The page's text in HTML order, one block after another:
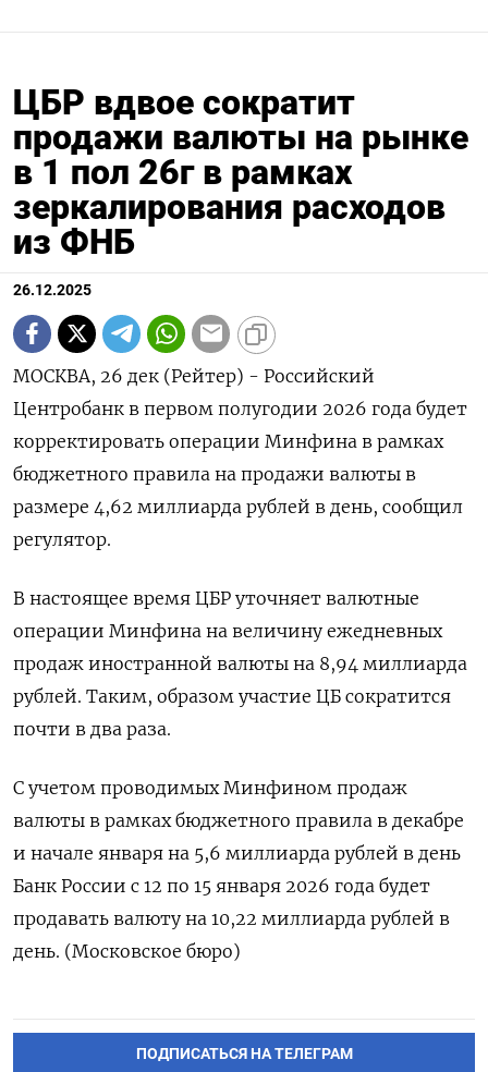
ЦБР вдвое сократит
продажи валюты на рынке
в 1 пол 26г в рамках
зеркалирования расходов
из ФНБ
26.12.2025
МОСКВА, 26 дек (Рейтер) - Российский
Центробанк в первом полугодии 2026 ⁠года будет
корректировать операции Минфина в рамках
бюджетного правила на ⁠продажи валюты ​в
размере ⁠4,62 миллиарда рублей в день, ⁠сообщил
регулятор.
В настоящее время ЦБР ‌уточняет валютные
операции ‍Минфина на величину ежедневных
продаж ‌иностранной валюты на ​8,94 миллиарда
рублей. Таким, образом участие ЦБ сократится
⁠почти в ‍два раза.
С учетом проводимых Минфином ‌продаж
валюты в рамках бюджетного правила в декабре
и начале января на 5,6 миллиарда рублей в день
‍Банк ‍России с 12 по 15 января ‍2026 года будет
продавать валюту на 10,22 ⁠миллиарда рублей в
день. (Московское бюро)
ПОДПИСАТЬСЯ НА ТЕЛЕГРАМ